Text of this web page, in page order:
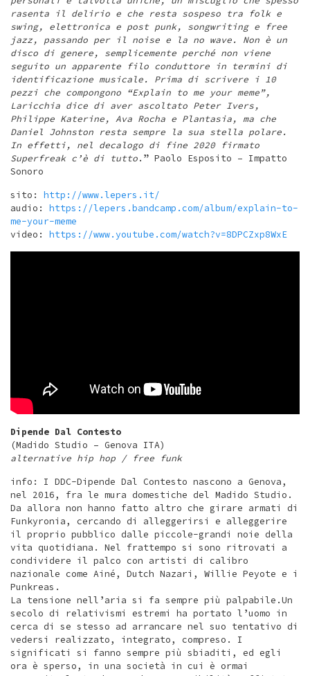
rasenta il delirio e che resta sospeso tra folk e
swing, elettronica e post punk, songwriting e free
jazz, passando per il noise e la no wave. Non è un
disco di genere, semplicemente perché non viene
seguito un apparente filo conduttore in termini di
identificazione musicale. Prima di scrivere i 10
pezzi che compongono “Explain to me your meme”,
Laricchia dice di aver ascoltato Peter Ivers,
Philippe Katerine, Ava Rocha e Plantasia, ma che
Daniel Johnston resta sempre la sua stella polare.
In effetti, nel decalogo di fine 2020 firmato
Superfreak c’è di tutto.” Paolo Esposito – Impatto
Sonoro
sito: http://www.lepers.it/
audio: https://lepers.bandcamp.com/album/explain-to-
me-your-meme
video: https://www.youtube.com/watch?v=8DPCZxp8WxE
Dipende Dal Contesto
(Madido Studio – Genova ITA)
alternative hip hop / free funk
info: I DDC-Dipende Dal Contesto nascono a Genova,
nel 2016, fra le mura domestiche del Madido Studio.
Da allora non hanno fatto altro che girare armati di
Funkyronia, cercando di alleggerirsi e alleggerire
il proprio pubblico dalle piccole-grandi noie della
vita quotidiana. Nel frattempo si sono ritrovati a
condividere il palco con artisti di calibro
nazionale come Ainé, Dutch Nazari, Willie Peyote e i
Punkreas.
La tensione nell’aria si fa sempre più palpabile.Un
secolo di relativismi estremi ha portato l’uomo in
cerca di se stesso ad arrancare nel suo tentativo di
vedersi realizzato, integrato, compreso. I
significati si fanno sempre più sbiaditi, ed egli
ora è sperso, in una società in cui è ormai